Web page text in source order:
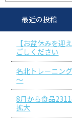
最近の投稿
【お盆休みを迎
ごしください
名北トレーニン
～
8月から食品
拡大